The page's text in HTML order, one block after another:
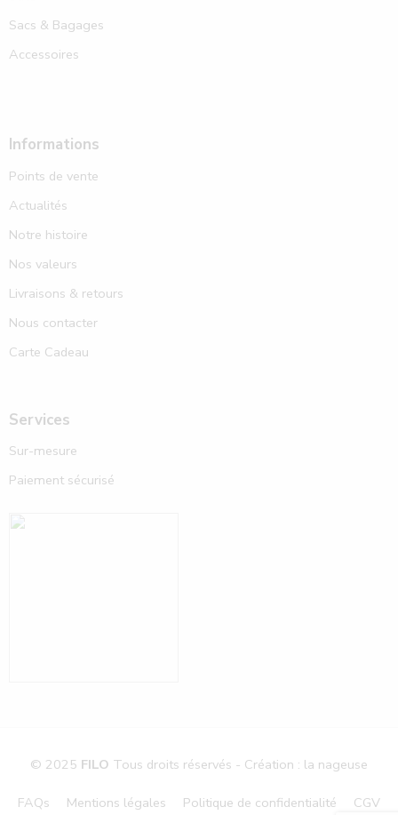
Sacs & Bagages
Accessoires
Informations
Points de vente
Actualités
Notre histoire
Nos valeurs
Livraisons & retours
Nous contacter
Carte Cadeau
Services
Sur-mesure
Paiement sécurisé
© 2025 FILO Tous droits réservés - Création : la nageuse
FAQs Mentions légales Politique de confidentialité CGV